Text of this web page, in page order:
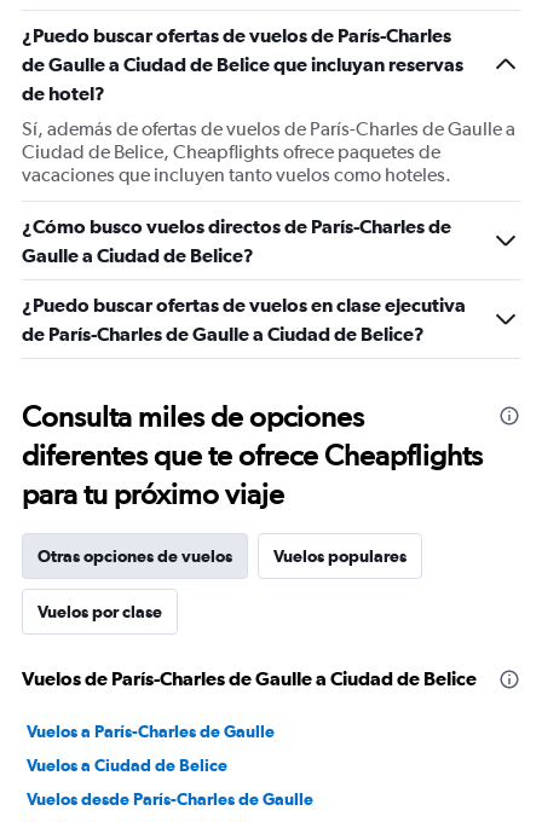
¿Puedo buscar ofertas de vuelos de París-Charles
de Gaulle a Ciudad de Belice que incluyan reservas
de hotel?
Sí, además de ofertas de vuelos de París-Charles de Gaulle a
Ciudad de Belice, Cheapflights ofrece paquetes de
vacaciones que incluyen tanto vuelos como hoteles.
¿Cómo busco vuelos directos de París-Charles de
Gaulle a Ciudad de Belice?
¿Puedo buscar ofertas de vuelos en clase ejecutiva
de París-Charles de Gaulle a Ciudad de Belice?
Consulta miles de opciones
diferentes que te ofrece Cheapflights
para tu próximo viaje
Otras opciones de vuelos Vuelos populares
Vuelos por clase
Vuelos de París-Charles de Gaulle a Ciudad de Belice
Vuelos a París-Charles de Gaulle
Vuelos a Ciudad de Belice
Vuelos desde París-Charles de Gaulle